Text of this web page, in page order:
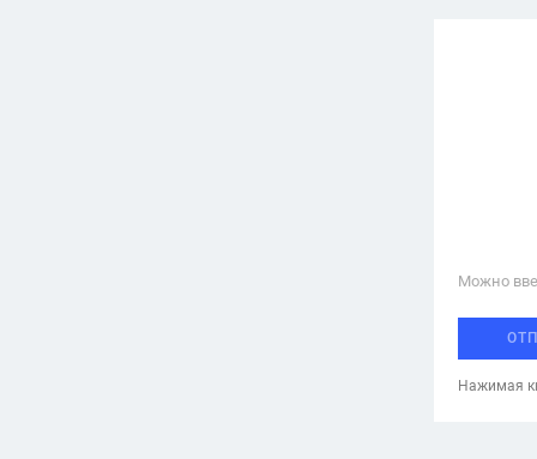
Можно
Нажимая